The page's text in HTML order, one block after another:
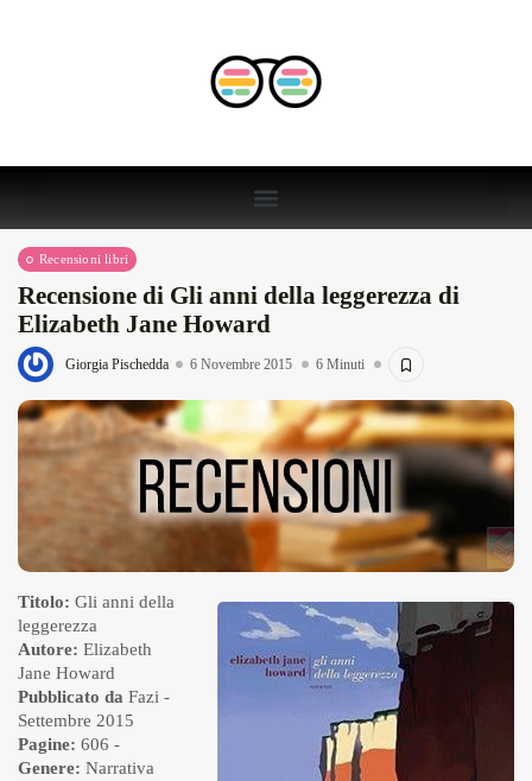
Recensioni libri
Recensione di Gli anni della leggerezza di
Elizabeth Jane Howard
Giorgia Pischedda 6 Novembre 2015 6 Minuti
Titolo: Gli anni della
leggerezza
Autore: Elizabeth
Jane Howard
Pubblicato da Fazi -
Settembre 2015
Pagine: 606 -
Genere: Narrativa